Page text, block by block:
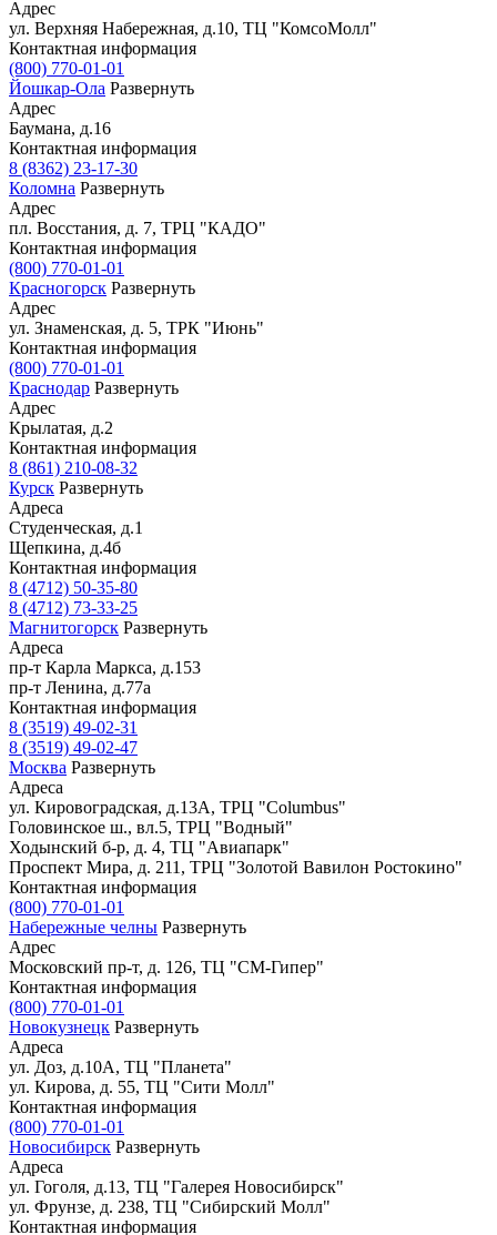
Адрес
ул. Верхняя Набережная, д.10, ТЦ "КомсоМолл"
Контактная информация
(800) 770-01-01
Йошкар-Ола Развернуть
Адрес
Баумана, д.16
Контактная информация
8 (8362) 23-17-30
Коломна Развернуть
Адрес
пл. Восстания, д. 7, ТРЦ "КАДО"
Контактная информация
(800) 770-01-01
Красногорск Развернуть
Адрес
ул. Знаменская, д. 5, ТРК "Июнь"
Контактная информация
(800) 770-01-01
Краснодар Развернуть
Адрес
Крылатая, д.2
Контактная информация
8 (861) 210-08-32
Курск Развернуть
Адреса
Студенческая, д.1
Щепкина, д.4б
Контактная информация
8 (4712) 50-35-80
8 (4712) 73-33-25
Магнитогорск Развернуть
Адреса
пр-т Карла Маркса, д.153
пр-т Ленина, д.77а
Контактная информация
8 (3519) 49-02-31
8 (3519) 49-02-47
Москва Развернуть
Адреса
ул. Кировоградская, д.13А, ТРЦ "Columbus"
Головинское ш., вл.5, ТРЦ "Водный"
Ходынский б-р, д. 4, ТЦ "Авиапарк"
Проспект Мира, д. 211, ТРЦ "Золотой Вавилон Ростокино"
Контактная информация
(800) 770-01-01
Набережные челны Развернуть
Адрес
Московский пр-т, д. 126, ТЦ "СМ-Гипер"
Контактная информация
(800) 770-01-01
Новокузнецк Развернуть
Адреса
ул. Доз, д.10А, ТЦ "Планета"
ул. Кирова, д. 55, ТЦ "Сити Молл"
Контактная информация
(800) 770-01-01
Новосибирск Развернуть
Адреса
ул. Гоголя, д.13, ТЦ "Галерея Новосибирск"
ул. Фрунзе, д. 238, ТЦ "Сибирский Молл"
Контактная информация